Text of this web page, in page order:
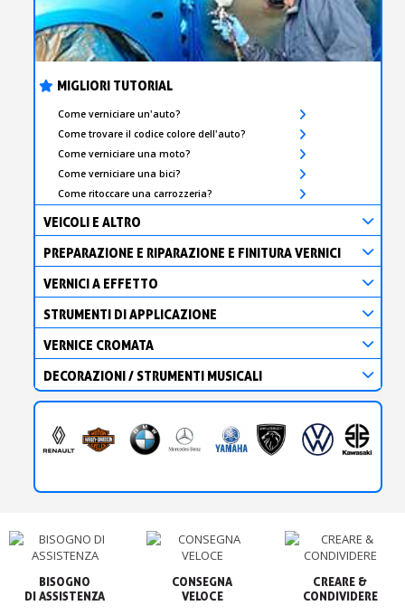
MIGLIORI TUTORIAL
Come verniciare un'auto?
Come trovare il codice colore dell'auto?
Come verniciare una moto?
Come verniciare una bici?
Come ritoccare una carrozzeria?
VEICOLI E ALTRO
PREPARAZIONE E RIPARAZIONE E FINITURA VERNICI
VERNICI A EFFETTO
STRUMENTI DI APPLICAZIONE
VERNICE CROMATA
DECORAZIONI / STRUMENTI MUSICALI
BISOGNO
CONSEGNA
VELOCE
CREARE &
CONDIVIDERE